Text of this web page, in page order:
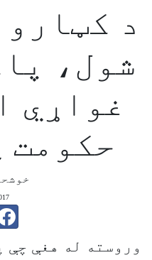
د
شول،
غواړي
حکومت
وروسته له هغې چې